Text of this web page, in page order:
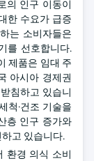
의 인구 이동이
한 수요가 급증
는 소비자들은
를 선호합니다.
제품은 임대 주
아시아 경제권
침하고 있습니
척·건조 기술을
층 인구 증가와
고 있습니다.
환경 의식 소비